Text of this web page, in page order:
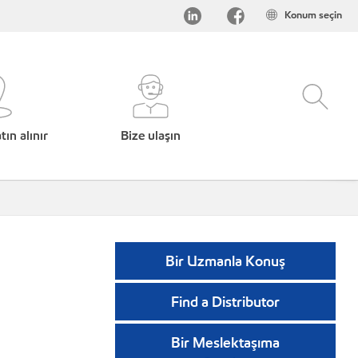
Konum seçin
alınır Bize ulaşın
Bir Uzmanla Konuş
Find a Distributor
Bir Meslektaşıma